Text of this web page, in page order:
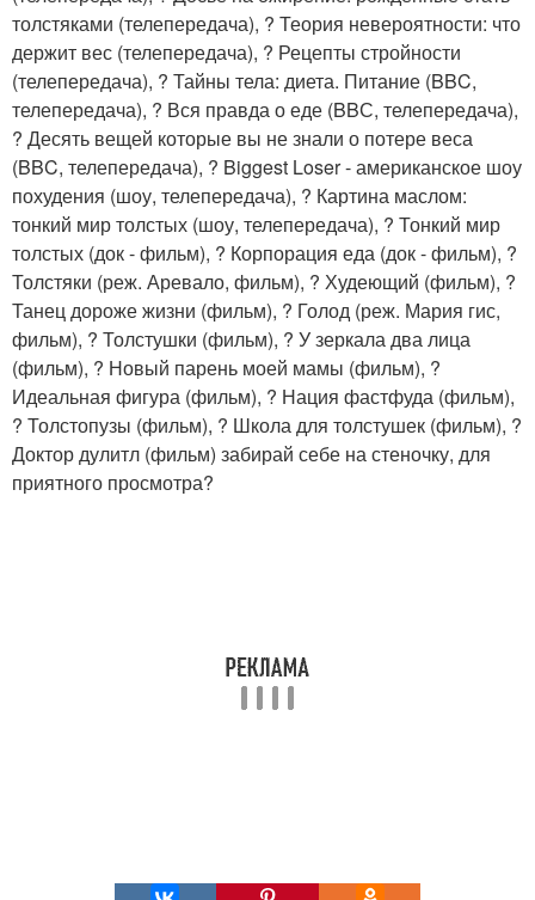
толстяками (телепередача), ? Теория невероятности: что
держит вес (телепередача), ? Рецепты стройности
(телепередача), ? Тайны тела: диета. Питание (BBC,
телепередача), ? Вся правда о еде (BBС, телепередача),
? Десять вещей которые вы не знали о потере веса
(BBC, телепередача), ? Biggest Loser - американское шоу
похудения (шоу, телепередача), ? Картина маслом:
тонкий мир толстых (шоу, телепередача), ? Тонкий мир
толстых (док - фильм), ? Корпорация еда (док - фильм), ?
Толстяки (реж. Аревало, фильм), ? Худеющий (фильм), ?
Танец дороже жизни (фильм), ? Голод (реж. Мария гис,
фильм), ? Толстушки (фильм), ? У зеркала два лица
(фильм), ? Новый парень моей мамы (фильм), ?
Идеальная фигура (фильм), ? Нация фастфуда (фильм),
? Толстопузы (фильм), ? Школа для толстушек (фильм), ?
Доктор дулитл (фильм) забирай себе на стеночку, для
приятного просмотра?